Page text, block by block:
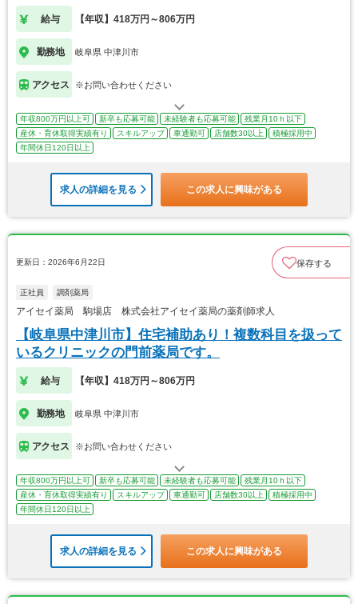
給与 【年収】418万円～806万円
勤務地 岐阜県 中津川市
アクセス ※お問い合わせください
年収800万円以上可 新卒も応募可能 未経験者も応募可能
残業月10ｈ以下
産休・育休取得実績有り
スキルアップ 車通勤可 店舗数30以上
積極採用中
年間休日120日以上
求人の詳細を見る この求人に興味がある
更新日：2026年6月22日 保存する
正社員 調剤薬局
アイセイ薬局 駒場店 株式会社アイセイ薬局の薬剤師求人
【岐阜県中津川市】住宅補助あり！複数科目を扱って
いるクリニックの門前薬局です。
給与 【年収】418万円～806万円
勤務地 岐阜県 中津川市
アクセス ※お問い合わせください
年収800万円以上可 新卒も応募可能 未経験者も応募可能
残業月10ｈ以下
産休・育休取得実績有り
スキルアップ 車通勤可 店舗数30以上
積極採用中
年間休日120日以上
求人の詳細を見る この求人に興味がある